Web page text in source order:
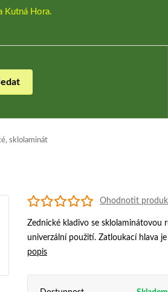
Kutná Hora.
sklolaminát
Ohodnotit
Zednické kladivo se sklolaminátovou
univerzální použití. Zatloukací hlava
popis